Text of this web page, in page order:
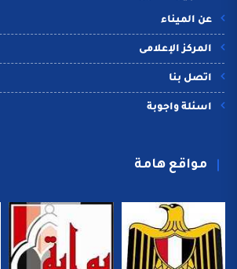
عن الميناء
المركز الإعلامى
اتصل بنا
اسئلة واجوبة
مواقع هامة